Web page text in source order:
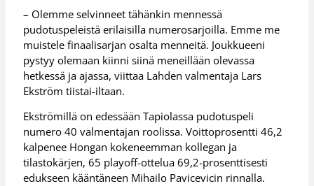
– Olemme selvinneet tähänkin mennessä
pudotuspeleistä erilaisilla numerosarjoilla. Emme me
muistele finaalisarjan osalta menneitä. Joukkueeni
pystyy olemaan kiinni siinä meneillään olevassa
hetkessä ja ajassa, viittaa Lahden valmentaja Lars
Ekström tiistai-iltaan.
Ekströmillä on edessään Tapiolassa pudotuspeli
numero 40 valmentajan roolissa. Voittoprosentti 46,2
kalpenee Hongan kokeneemman kollegan ja
tilastokärjen, 65 playoff-ottelua 69,2-prosenttisesti
edukseen kääntäneen Mihailo Pavicevicin rinnalla.